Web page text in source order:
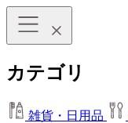
カテゴリ
雑貨・日用品